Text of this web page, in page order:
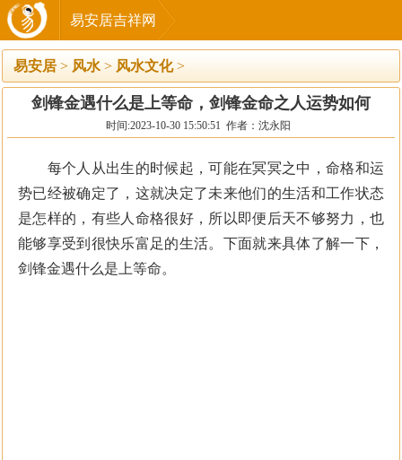
易安居吉祥网
易安居 > 风水 > 风水文化>
剑锋金遇什么是上等命，剑锋金命之人运势如何
时间:2023-10-30 15:50:51 作者：沈永阳
每个人从出生的时候起，可能在冥冥之中，命格和运
势已经被确定了，这就决定了未来他们的生活和工作状态
是怎样的，有些人命格很好，所以即便后天不够努力，也
能够享受到很快乐富足的生活。下面就来具体了解一下，
剑锋金遇什么是上等命。